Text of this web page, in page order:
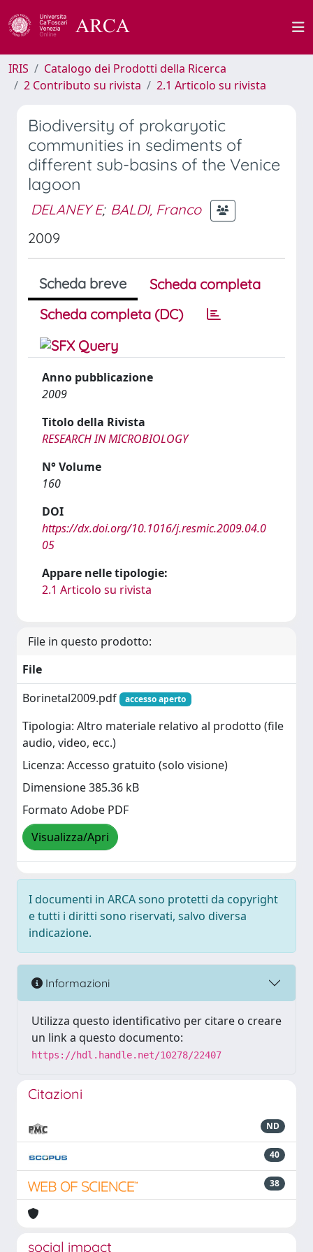
IRIS
Catalogo dei Prodotti della Ricerca
2 Contributo su rivista
2.1 Articolo su rivista
Biodiversity of prokaryotic
communities in sediments of
different sub-basins of the Venice
lagoon
DELANEY E; BALDI, Franco
2009
Scheda breve
Scheda completa
Scheda completa (DC)
Anno pubblicazione
2009
Titolo della Rivista
RESEARCH IN MICROBIOLOGY
N° Volume
160
DOI
https://dx.doi.org/10.1016/j.resmic.2009.04.0
05
Appare nelle tipologie:
2.1 Articolo su rivista
File in questo prodotto:
File
Borinetal2009.pdf
accesso aperto
Tipologia: Altro materiale relativo al prodotto (file
audio, video, ecc.)
Licenza: Accesso gratuito (solo visione)
Dimensione 385.36 kB
Formato Adobe PDF
Visualizza/Apri
I documenti in ARCA sono protetti da copyright
e tutti i diritti sono riservati, salvo diversa
indicazione.
Informazioni
Utilizza questo identificativo per citare o creare
un link a questo documento:
https://hdl.handle.net/10278/22407
Citazioni
ND
40
38
social impact